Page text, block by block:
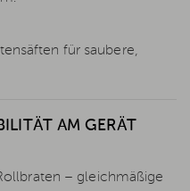
für saubere,
AM GERÄT
– gleichmäßige